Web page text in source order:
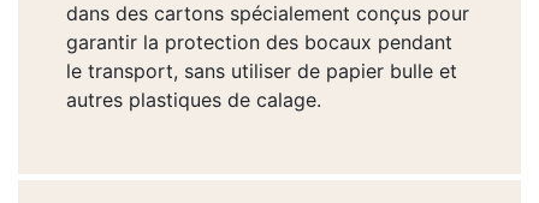
dans des cartons spécialement conçus pour
garantir la protection des bocaux pendant
le transport, sans utiliser de papier bulle et
autres plastiques de calage.